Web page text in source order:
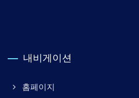
내비게이션
홈페이지